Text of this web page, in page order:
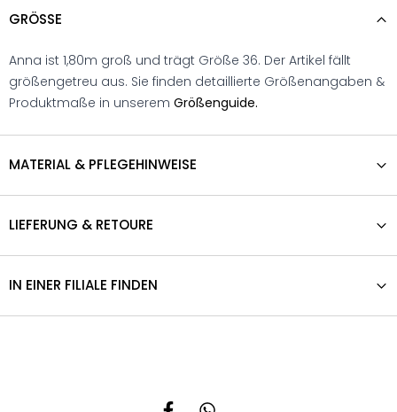
GRÖSSE
Anna ist 1,80m groß und trägt Größe 36. Der Artikel fällt
größengetreu aus. Sie finden detaillierte Größenangaben &
Produktmaße in unserem Größenguide.
MATERIAL & PFLEGEHINWEISE
LIEFERUNG & RETOURE
IN EINER FILIALE FINDEN